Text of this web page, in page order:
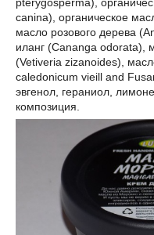
canina), органическое
масло розового дерева
иланг (Cananga odorata),
(Vetiveria zizanoides),
caledonicum vieill and
эвгенол, гераниол,
композиция.